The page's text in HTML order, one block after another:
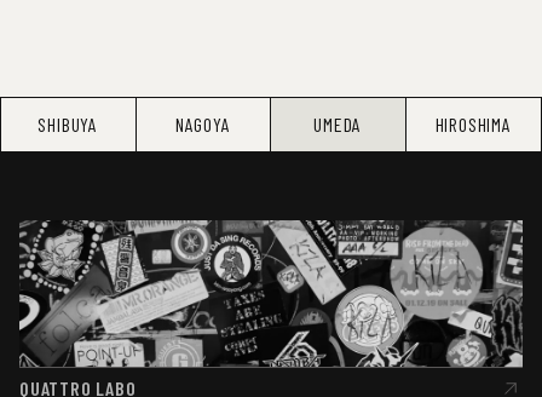
SHIBUYA NAGOYA UMEDA HIROSHIMA
QUATTRO LABO